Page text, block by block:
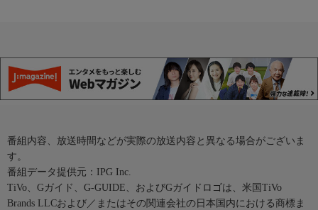
番組内容、放送時間などが実際の放送内容と異なる場合がございま
す。
番組データ提供元：IPG Inc.
TiVo、Gガイド、G-GUIDE、およびGガイドロゴは、米国TiVo
Brands LLCおよび／またはその関連会社の日本国内における商標ま